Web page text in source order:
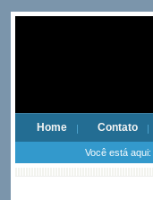
Home Contato
Você está aqui: